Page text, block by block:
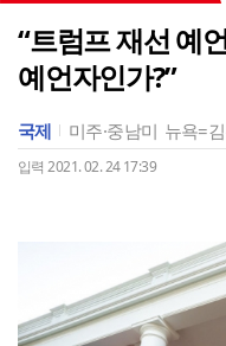
“트럼프 재선 예
예언자인가?”
국제 미주·중남미 뉴욕=
입력 2021. 02. 24 17:39